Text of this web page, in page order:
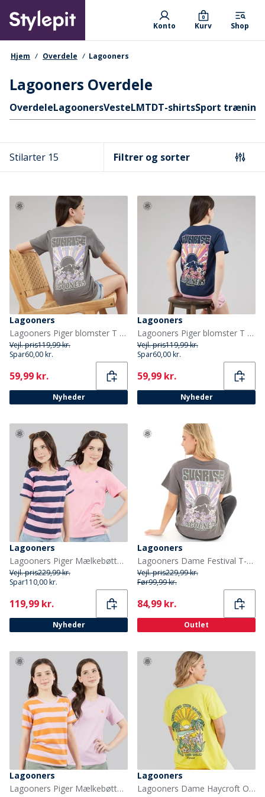
main
content
Primary departments
Konto Kurv
0
Shop
navigationssti
Hjem Overdele Lagooners
Lagooners Overdele
Hurtige links
OverdeleLagoonersVesteLMTDT-shirtsSport
Stilarter 15 Filtrer og sorter
Lagooners
Lagooners Piger blomster T shirt Charcoal
Vejl. pris119,99 kr.
Spar60,00 kr.
Current
59,99 kr.
Nyheder
Lagooners
Lagooners Piger blomster T shirt Navy
Vejl. pris119,99 kr.
Spar60,00 kr.
Current
59,99 kr.
Nyheder
Lagooners
Lagooners Piger Mælkebøtte To Pak T Shirts Pink
Vejl. pris229,99 kr.
Spar110,00 kr.
Current
119,99 kr.
Nyheder
Lagooners
Lagooners Dame Festival T-shirts Grå
Vejl. pris229,99 kr.
Før99,99 kr.
Current
84,99 kr.
Outlet
Lagooners
Lagooners Piger Mælkebøtte To Pak T Shirts Lilac
Lagooners
Lagooners Dame Haycroft Oversized T-shirt Gul